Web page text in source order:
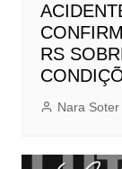
RS
Nara Soter